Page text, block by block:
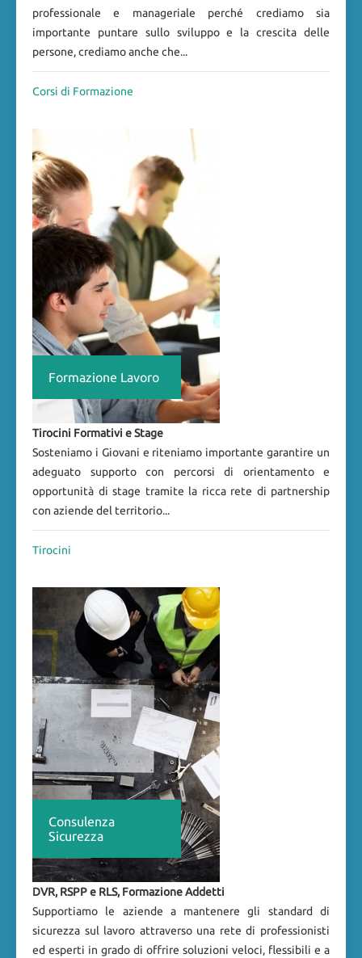
professionale e manageriale perché crediamo sia
importante puntare sullo sviluppo e la crescita delle
persone, crediamo anche che...
Corsi di Formazione
Formazione Lavoro
Tirocini Formativi e Stage
Sosteniamo i Giovani e riteniamo importante garantire un
adeguato supporto con percorsi di orientamento e
opportunità di stage tramite la ricca rete di partnership
con aziende del territorio...
Tirocini
Consulenza
Sicurezza
DVR, RSPP e RLS, Formazione Addetti
Supportiamo le aziende a mantenere gli standard di
sicurezza sul lavoro attraverso una rete di professionisti
ed esperti in grado di offrire soluzioni veloci, flessibili e a